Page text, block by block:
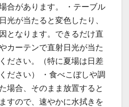
合があります。 ・テーブル
光が当たると変色したり、
となります。できるだけ直
カーテンで直射日光が当た
ださい。（特に夏場は日差
ださい） ・食べこぼしや調
場合、そのまま放置すると
すので、速やかに水拭きを